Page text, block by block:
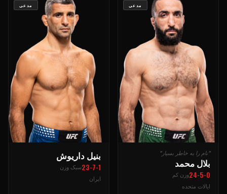
مدعی
"نام را به خاطر بسپار"
بلال محمد
24-5-0وزن کم
ایالات متحده
مدعی
بنیل داریوش
23-7-1سبک وزن
ایران